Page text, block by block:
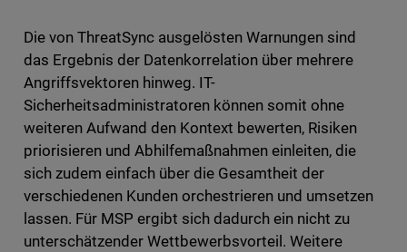
Die von ThreatSync ausgelösten Warnungen sind
das Ergebnis der Datenkorrelation über mehrere
Angriffsvektoren hinweg. IT-
Sicherheitsadministratoren können somit ohne
weiteren Aufwand den Kontext bewerten, Risiken
priorisieren und Abhilfemaßnahmen einleiten, die
sich zudem einfach über die Gesamtheit der
verschiedenen Kunden orchestrieren und umsetzen
lassen. Für MSP ergibt sich dadurch ein nicht zu
unterschätzender Wettbewerbsvorteil. Weitere